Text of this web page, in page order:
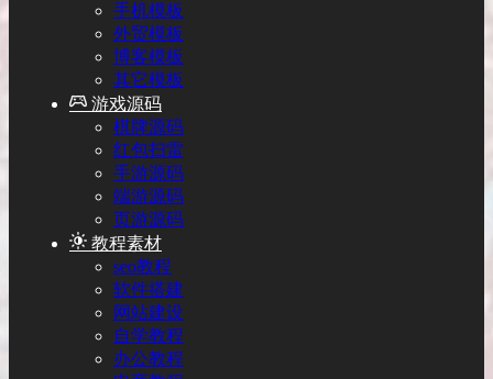
手机模板
外贸模板
博客模板
其它模板
游戏源码
棋牌源码
红包扫雷
手游源码
端游源码
页游源码
教程素材
seo教程
软件搭建
网站建设
自学教程
办公教程